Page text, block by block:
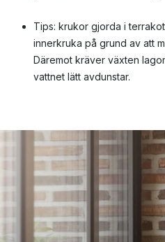
Tips: krukor gjorda i
innerkruka på grund av att
Däremot kräver växten
vattnet lätt avdunstar.